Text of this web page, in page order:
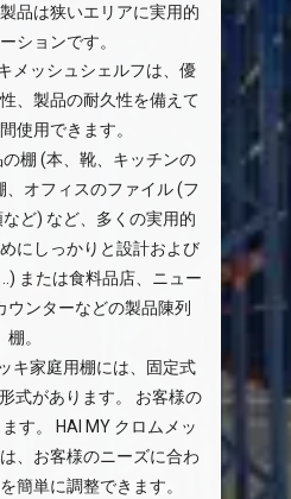
品は狭いエリアに実用的
ションです。
メッシュシェルフは、優
、製品の耐久性を備えて
使用できます。
棚 (本、靴、キッチンの
オフィスのファイル (フ
ど) など、多くの実用的
にしっかりと設計および
または食料品店、ニュー
ウンターなどの製品陳列
棚。
キ家庭用棚には、固定式
式があります。 お客様の
す。 HAI MY クロムメッ
、お客様のニーズに合わ
簡単に調整できます。